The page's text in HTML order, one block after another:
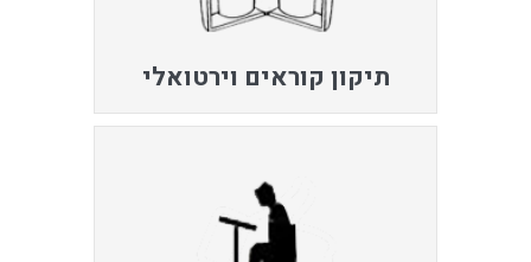
תיקון קוראים וירטואלי